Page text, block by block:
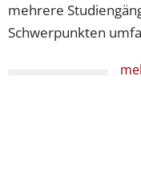
mehrere
Schwerpunkten
unter dem ähnliche